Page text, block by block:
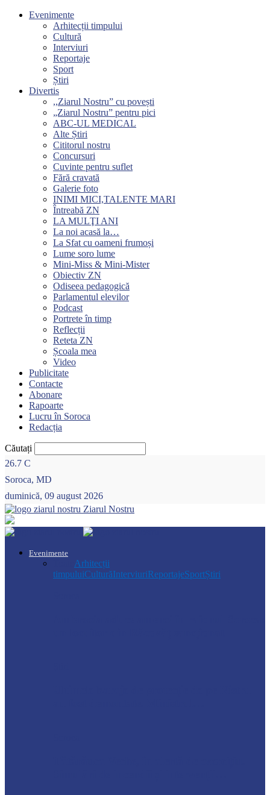
Evenimente
Arhitecții timpului
Cultură
Interviuri
Reportaje
Sport
Știri
Divertis
,,Ziarul Nostru” cu povești
„Ziarul Nostru” pentru pici
ABC-UL MEDICAL
Alte Știri
Cititorul nostru
Concursuri
Cuvinte pentru suflet
Fără cravată
Galerie foto
INIMI MICI,TALENTE MARI
Întreabă ZN
LA MULŢI ANI
La noi acasă la…
La Sfat cu oameni frumoși
Lume soro lume
Mini-Miss & Mini-Mister
Obiectiv ZN
Odiseea pedagogică
Parlamentul elevilor
Podcast
Portrete în timp
Reflecții
Reteta ZN
Școala mea
Video
Publicitate
Contacte
Abonare
Rapoarte
Lucru în Soroca
Redacția
Căutați
26.7 C
Soroca, MD
duminică, 09 august 2026
Ziarul Nostru
Evenimente
Arhitecții
timpuluiCulturăInterviuriReportajeSportȘtiri